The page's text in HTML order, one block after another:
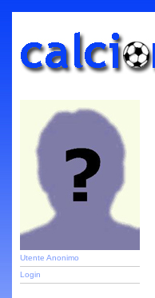
Utente Anonimo
Login